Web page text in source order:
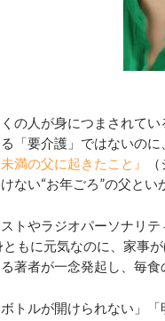
の人が身につまされてい
「要介護」ではないの
未満の父に起きたこと』
ない“お年ごろ”の父と
トやラジオパーソナリテ
もに元気なのに、家事
著者が一念発起し、毎
トルが開けられない」「